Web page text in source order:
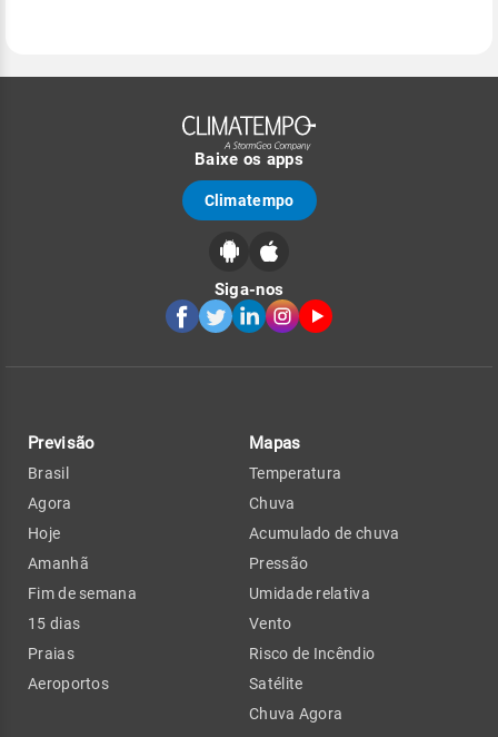
Baixe os apps
Climatempo
Siga-nos
Previsão
Brasil
Agora
Hoje
Amanhã
Fim de semana
15 dias
Praias
Aeroportos
Mapas
Temperatura
Chuva
Acumulado de chuva
Pressão
Umidade relativa
Vento
Risco de Incêndio
Satélite
Chuva Agora